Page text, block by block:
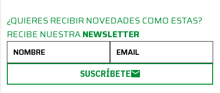
¿QUIERES RECIBIR NOVEDADES COMO ESTAS?
RECIBE NUESTRANEWSLETTER
SUSCRÍBETE